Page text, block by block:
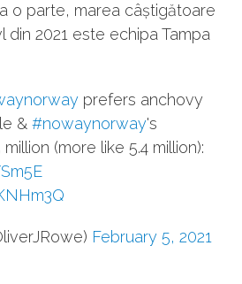
o parte, marea câștigătoare
din 2021 este echipa Tampa
prefers anchovy
& #nowaynorway's
(more like 5.4 million):
February 5, 2021